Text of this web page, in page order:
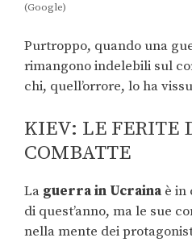
(Google)
Purtroppo, quando una
rimangono indelebili sul
chi, quell’orrore, lo ha
KIEV: LE FERITE
COMBATTE
La guerra in Ucraina è in
di quest’anno, ma le sue
nella mente dei